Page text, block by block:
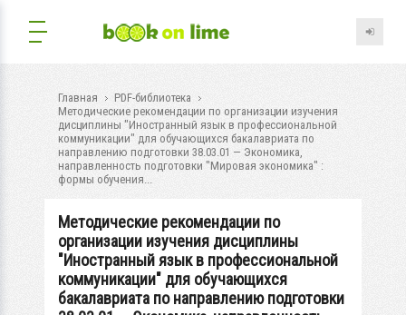
Главная
PDF-библиотека
Методические рекомендации по организации изучения
дисциплины "Иностранный язык в профессиональной
коммуникации" для обучающихся бакалавриата по
направлению подготовки 38.03.01 — Экономика,
направленность подготовки "Мировая экономика" :
формы обучения...
Методические рекомендации по
организации изучения дисциплины
"Иностранный язык в профессиональной
коммуникации" для обучающихся
бакалавриата по направлению подготовки